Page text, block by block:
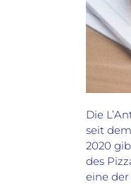
Die
seit
2020
des
eine